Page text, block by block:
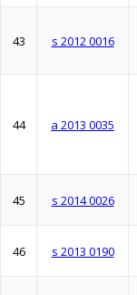
43 s 2012 0016
44 a 2013 0035
45 s 2014 0026
46 s 2013 0190